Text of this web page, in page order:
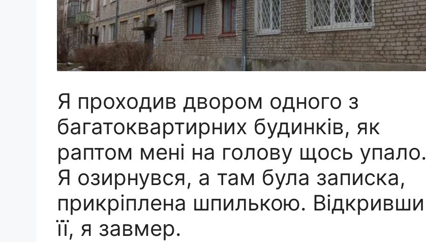
Я проходив двором одного з
багатоквартирних будинків, як
раптом мені на голову щось упало.
Я озирнувся, а там була записка,
прикріплена шпилькою. Відкривши
її, я завмер.